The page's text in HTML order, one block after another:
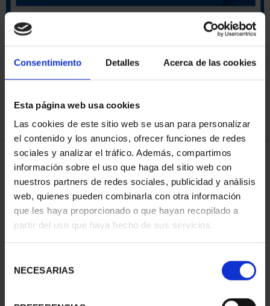
Consentimiento Detalles Acerca de las cookies
Esta página web usa cookies
Las cookies de este sitio web se usan para personalizar
el contenido y los anuncios, ofrecer funciones de redes
sociales y analizar el tráfico. Además, compartimos
información sobre el uso que haga del sitio web con
nuestros partners de redes sociales, publicidad y análisis
web, quienes pueden combinarla con otra información
que les haya proporcionado o que hayan recopilado a
partir del uso que haya hecho de sus servicios.
NECESARIAS
REFINAR
4 Productos encontrados